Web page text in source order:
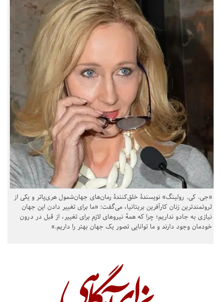
«جی. کی. رولینگ» نویسندهٔ خلق‌کنندهٔ رمان‌های جهان‌شمول هری‌پاتر و یکی از
ثروتمندترین زنان کارآفرین بریتانیا، می‌گفت: «ما برای تغییر دادن این جهان
نیازی به جادو نداریم؛ چرا که همهٔ نیروهای لازم برای تغییر، از قبل در درون
خودمان وجود دارند و ما توانایی تصور یک جهان بهتر را داریم.»